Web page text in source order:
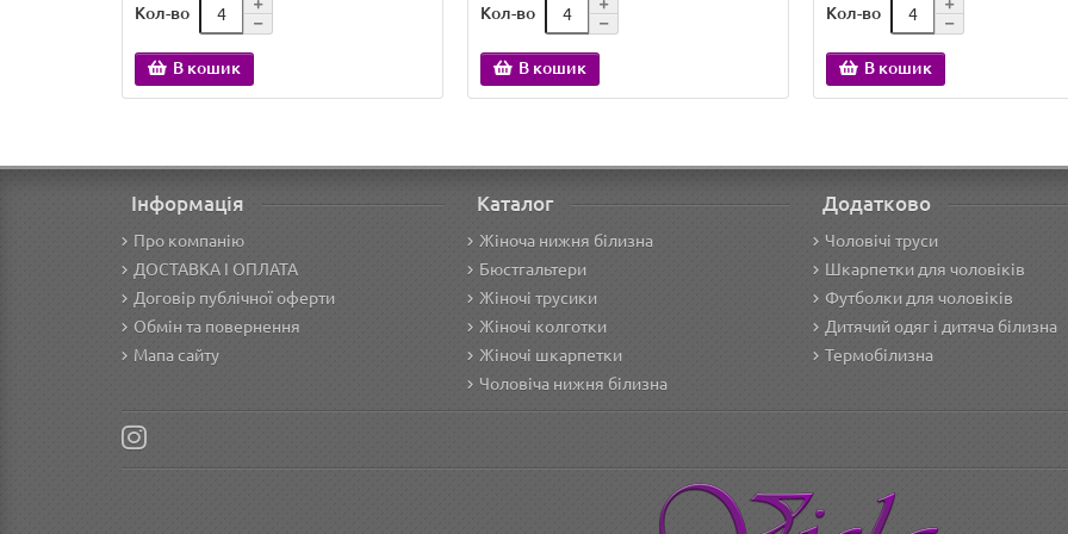
Кол-во
В кошик
Кол-во
В кошик
Кол-во
В кошик
Інформація
Про компанію
ДОСТАВКА І ОПЛАТА
Договір публічної оферти
Обмін та повернення
Мапа сайту
Каталог
Жіноча нижня білизна
Бюстгальтери
Жіночі трусики
Жіночі колготки
Жіночі шкарпетки
Чоловіча нижня білизна
Додатково
Чоловічі труси
Шкарпетки для чоловіків
Футболки для чоловіків
Дитячий одяг і дитяча білизна
Термобілизна